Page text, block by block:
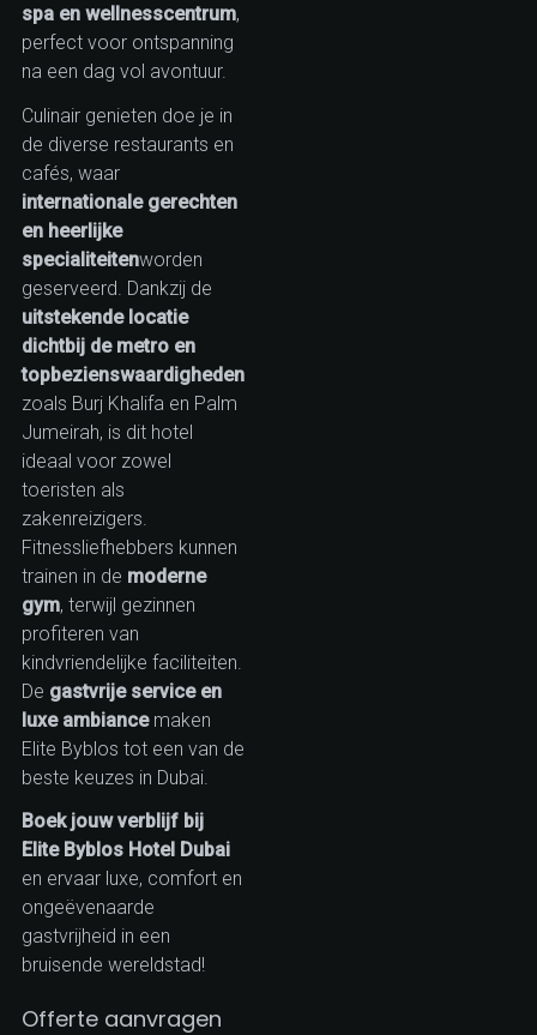
spa en wellnesscentrum,
perfect voor ontspanning
na een dag vol avontuur.
Culinair genieten doe je in
de diverse restaurants en
cafés, waar
internationale gerechten
en heerlijke
specialiteitenworden
geserveerd. Dankzij de
uitstekende locatie
dichtbij de metro en
topbezienswaardigheden
zoals Burj Khalifa en Palm
Jumeirah, is dit hotel
ideaal voor zowel
toeristen als
zakenreizigers.
Fitnessliefhebbers kunnen
trainen in de moderne
gym, terwijl gezinnen
profiteren van
kindvriendelijke faciliteiten.
De gastvrije service en
luxe ambiance maken
Elite Byblos tot een van de
beste keuzes in Dubai.
Boek jouw verblijf bij
Elite Byblos Hotel Dubai
en ervaar luxe, comfort en
ongeëvenaarde
gastvrijheid in een
bruisende wereldstad!
Offerte aanvragen